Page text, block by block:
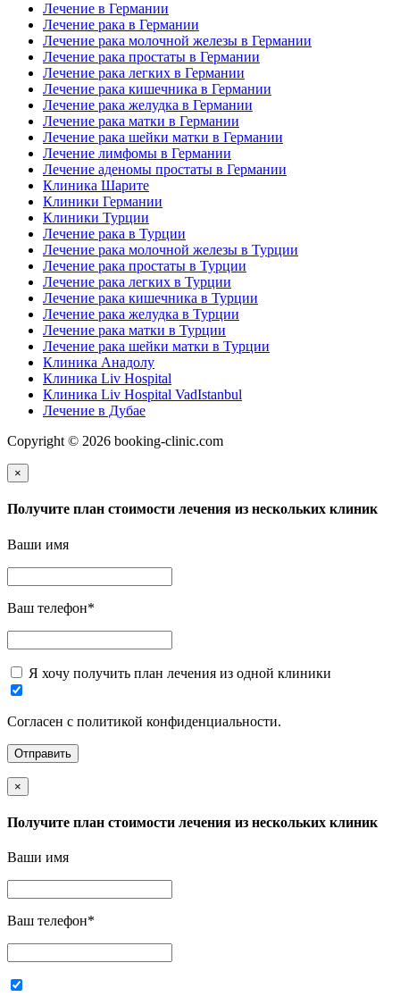
Лечение в Германии
Лечение рака в Германии
Лечение рака молочной железы в Германии
Лечение рака простаты в Германии
Лечение рака легких в Германии
Лечение рака кишечника в Германии
Лечение рака желудка в Германии
Лечение рака матки в Германии
Лечение рака шейки матки в Германии
Лечение лимфомы в Германии
Лечение аденомы простаты в Германии
Клиника Шарите
Клиники Германии
Клиники Турции
Лечение рака в Турции
Лечение рака молочной железы в Турции
Лечение рака простаты в Турции
Лечение рака легких в Турции
Лечение рака кишечника в Турции
Лечение рака желудка в Турции
Лечение рака матки в Турции
Лечение рака шейки матки в Турции
Клиника Анадолу
Клиника Liv Hospital
Клиника Liv Hospital VadIstanbul
Лечение в Дубае
Copyright © 2026 booking-clinic.com
×
Получите план стоимости лечения из нескольких клиник
Ваши имя
Ваш телефон*
Я хочу получить план лечения из одной клиники
Согласен с политикой конфиденциальности.
×
Получите план стоимости лечения из нескольких клиник
Ваши имя
Ваш телефон*